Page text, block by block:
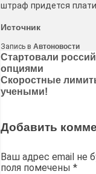
штраф придется
Источник
Запись в Автоновости
Навигация
по
записям
Стартовали
опциями
Скоростные
учеными!
Добавить
Ваш адрес email не
поля помечены *